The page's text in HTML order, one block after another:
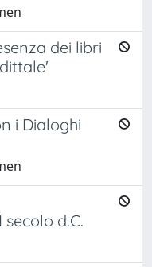
dei libri
i Dialoghi
d.C.